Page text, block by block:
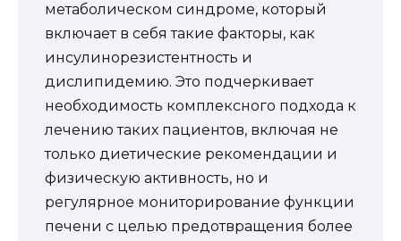
метаболическом синдроме, который
включает в себя такие факторы, как
инсулинорезистентность и
дислипидемию. Это подчеркивает
необходимость комплексного подхода к
лечению таких пациентов, включая не
только диетические рекомендации и
физическую активность, но и
регулярное мониторирование функции
печени с целью предотвращения более